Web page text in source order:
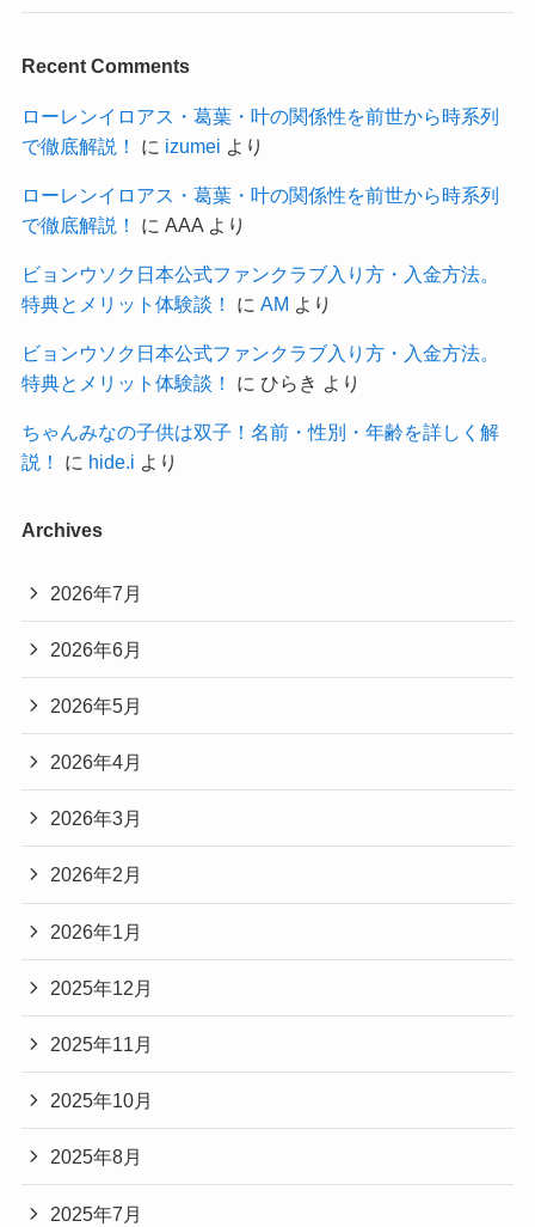
Recent Comments
ローレンイロアス・葛葉・叶の関係性を前世から時系列
で徹底解説！
に izumei より
ローレンイロアス・葛葉・叶の関係性を前世から時系列
で徹底解説！
に AAAより
ビョンウソク日本公式ファンクラブ入り方・入金方法。
特典とメリット体験談！
に AM より
ビョンウソク日本公式ファンクラブ入り方・入金方法。
特典とメリット体験談！
に ひらき より
ちゃんみなの子供は双子！名前・性別・年齢を詳しく解
説！
に hide.i より
Archives
2026年7月
2026年6月
2026年5月
2026年4月
2026年3月
2026年2月
2026年1月
2025年12月
2025年11月
2025年10月
2025年8月
2025年7月